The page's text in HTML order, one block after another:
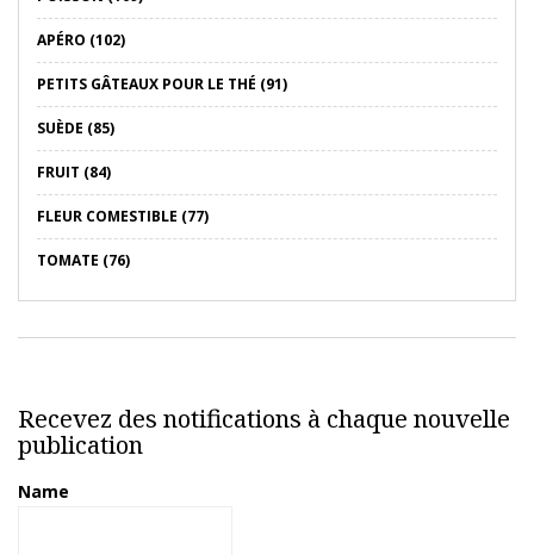
APÉRO (102)
PETITS GÂTEAUX POUR LE THÉ (91)
SUÈDE (85)
FRUIT (84)
FLEUR COMESTIBLE (77)
TOMATE (76)
Recevez des notifications à chaque nouvelle
publication
Name